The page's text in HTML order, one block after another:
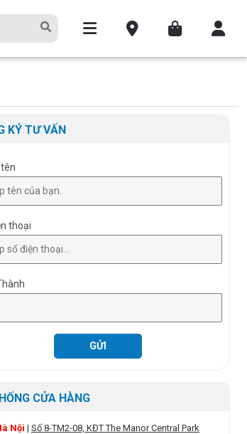
KÝ TƯ VẤN
tên
thoại
CỬA HÀNG
Nội | Số 8-TM2-08, KĐT The Manor Central Park